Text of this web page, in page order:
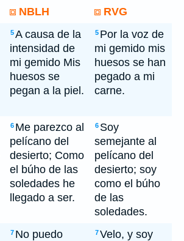
NBLH RVG
5A causa de la
intensidad de
mi gemido Mis
huesos se
pegan a la piel.
5 Por la voz de
mi gemido mis
huesos se han
pegado a mi
carne.
6 Me parezco al
pelícano del
desierto; Como
el búho de las
soledades he
llegado a ser.
6 Soy
semejante al
pelícano del
desierto; soy
como el búho
de las
soledades.
7 No puedo
7Velo, y soy